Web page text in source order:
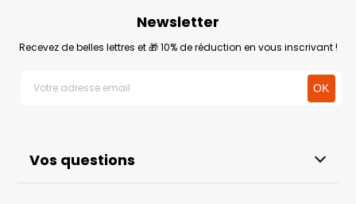
Vos questions
Newsletter
Recevez de belles lettres et 🎁 10% de réduction en vous inscrivant !